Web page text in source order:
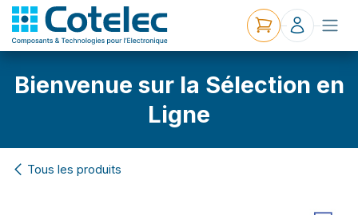
Bienvenue sur la Sélection en
Ligne
Tous les produits